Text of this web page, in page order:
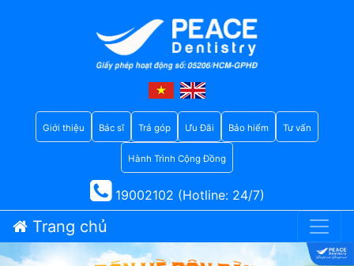
Giới thiệu Bác sĩ Trả góp Ưu Đãi Bảo hiểm Tư vấn
Hành Trình Cộng Đồng
19002102 (Hotline: 24/7)
Trang chủ